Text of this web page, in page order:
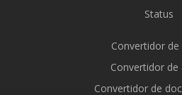
Status
Convertidor de
Convertidor de
Convertidor de